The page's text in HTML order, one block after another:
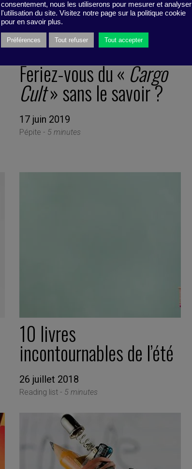
Feriez-vous du «Cargo
Cult» sans le savoir ?
17 juin 2019
Pépite - 5 minutes
10 livres
incontournables de l’été
26 juillet 2018
Reading list - 5 minutes
consentement, nous les utiliserons pour mesurer et analyser
l'utilisation du site. Visitez notre page sur la politique cookie
pour en savoir plus.
Préférences Tout refuser Tout accepter